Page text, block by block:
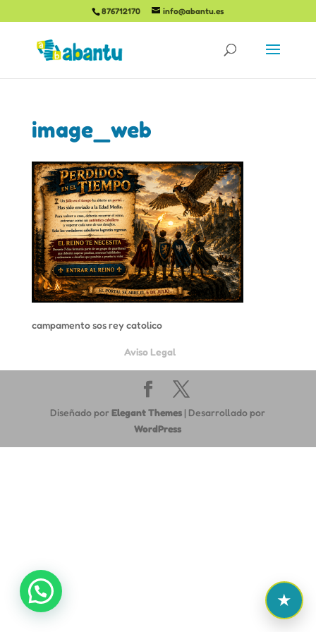
876712170 info@abantu.es
image_web
campamento sos rey catolico
Aviso Legal
Diseñado porElegant Themes | Desarrollado por
WordPress